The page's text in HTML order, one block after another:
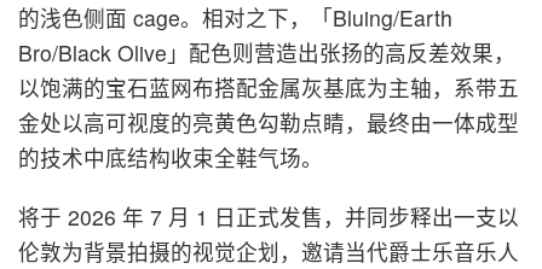
的浅色侧面 cage。相对之下，「Bluing/Earth
Bro/Black Olive」配色则营造出张扬的高反差效果，
以饱满的宝石蓝网布搭配金属灰基底为主轴，系带五
金处以高可视度的亮黄色勾勒点睛，最终由一体成型
的技术中底结构收束全鞋气场。
将于 2026 年 7 月 1 日正式发售，并同步释出一支以
伦敦为背景拍摄的视觉企划，邀请当代爵士乐音乐人